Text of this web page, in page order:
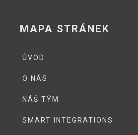
MAPA STRÁNEK
ÚVOD
O NÁS
NÁŠ TÝM
SMART INTEGRATIONS